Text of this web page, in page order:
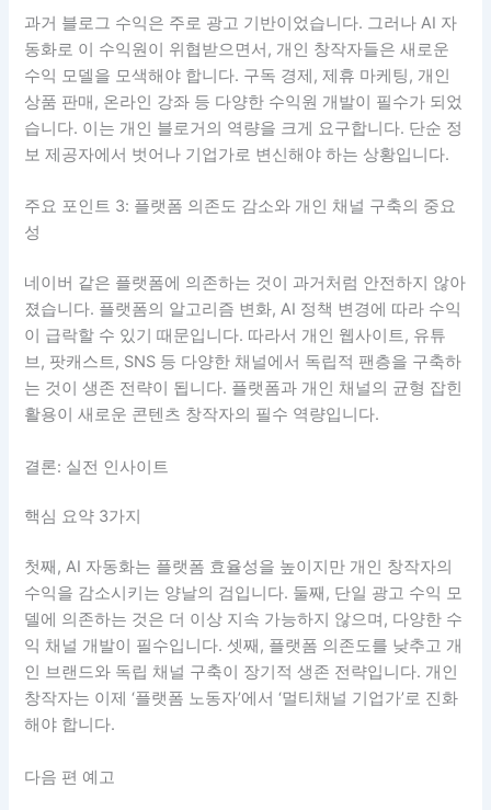
과거 블로그 수익은 주로 광고 기반이었습니다. 그러나 AI 자
동화로 이 수익원이 위협받으면서, 개인 창작자들은 새로운
수익 모델을 모색해야 합니다. 구독 경제, 제휴 마케팅, 개인
상품 판매, 온라인 강좌 등 다양한 수익원 개발이 필수가 되었
습니다. 이는 개인 블로거의 역량을 크게 요구합니다. 단순 정
보 제공자에서 벗어나 기업가로 변신해야 하는 상황입니다.
주요 포인트 3: 플랫폼 의존도 감소와 개인 채널 구축의 중요
성
네이버 같은 플랫폼에 의존하는 것이 과거처럼 안전하지 않아
졌습니다. 플랫폼의 알고리즘 변화, AI 정책 변경에 따라 수익
이 급락할 수 있기 때문입니다. 따라서 개인 웹사이트, 유튜
브, 팟캐스트, SNS 등 다양한 채널에서 독립적 팬층을 구축하
는 것이 생존 전략이 됩니다. 플랫폼과 개인 채널의 균형 잡힌
활용이 새로운 콘텐츠 창작자의 필수 역량입니다.
결론: 실전 인사이트
핵심 요약 3가지
첫째, AI 자동화는 플랫폼 효율성을 높이지만 개인 창작자의
수익을 감소시키는 양날의 검입니다. 둘째, 단일 광고 수익 모
델에 의존하는 것은 더 이상 지속 가능하지 않으며, 다양한 수
익 채널 개발이 필수입니다. 셋째, 플랫폼 의존도를 낮추고 개
인 브랜드와 독립 채널 구축이 장기적 생존 전략입니다. 개인
창작자는 이제 ‘플랫폼 노동자’에서 ‘멀티채널 기업가’로 진화
해야 합니다.
다음 편 예고